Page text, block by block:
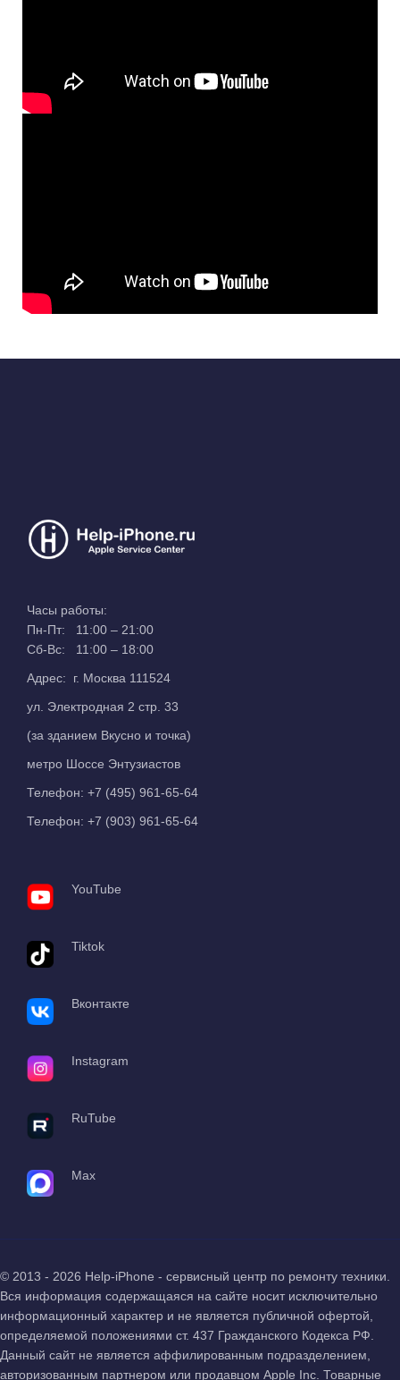
Часы работы:
Пн-Пт: 11:00 – 21:00
Сб-Вс: 11:00 – 18:00
Адрес: г. Москва 111524
ул. Электродная 2 стр. 33
(за зданием Вкусно и точка)
метро Шоссе Энтузиастов
Телефон: +7 (495) 961-65-64
Телефон: +7 (903) 961-65-64
YouTube
Tiktok
Вконтакте
Instagram
RuTube
Max
© 2013 - 2026 Help-iPhone - сервисный центр по ремонту техники.
Вся информация содержащаяся на сайте носит исключительно
информационный характер и не является публичной офертой,
определяемой положениями ст. 437 Гражданского Кодекса РФ.
Данный сайт не является аффилированным подразделением,
авторизованным партнером или продавцом Apple Inc. Товарные